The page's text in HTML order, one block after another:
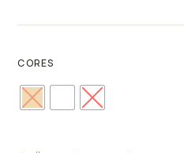
CORES